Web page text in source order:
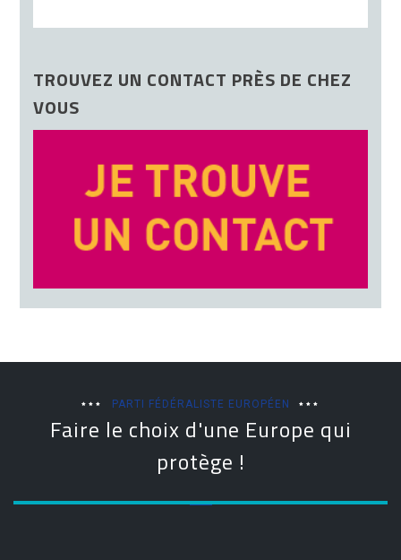
TROUVEZ UN CONTACT PRÈS DE CHEZ
VOUS
PARTI FÉDÉRALISTE EUROPÉEN
Faire le choix d'une Europe qui
protège !